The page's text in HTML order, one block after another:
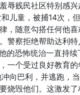
辱贱民社区特别感
儿童，被捕14次，
，随意勾搭任何他
警察拒绝帮助达利
的恐怖统治一直持
一个受过良好教育
冲向巴利，并逃跑，
烧毁他们。这激发